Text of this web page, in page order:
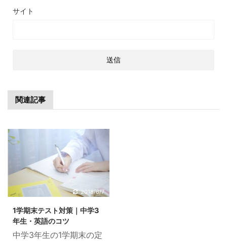
サイト
関連記事
2018/6/7
1学期末テスト対策｜中学3
年生・英語のコツ
中学3年生の1学期末の定